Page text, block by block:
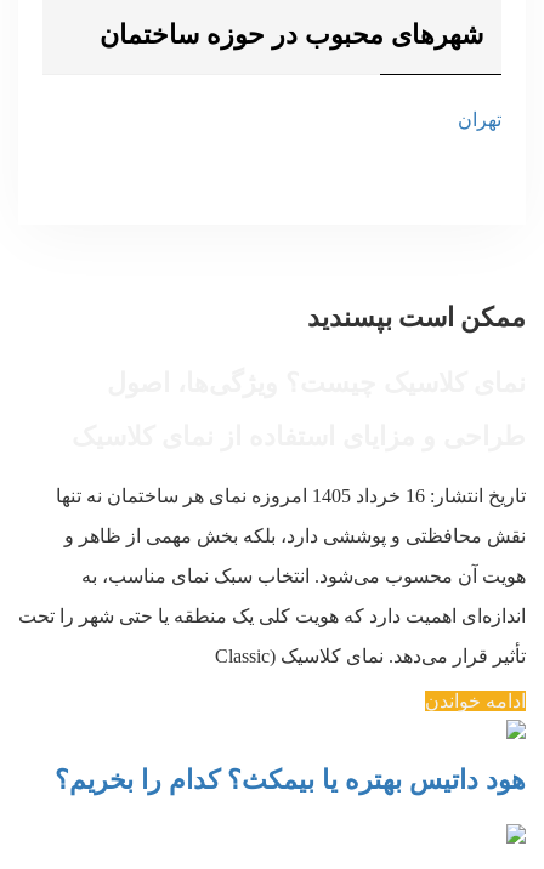
شهرهای محبوب در حوزه ساختمان
تهران
ممکن است بپسندید
تاریخ انتشار: 16 خرداد 1405 امروزه نمای هر ساختمان نه تنها
نقش محافظتی و پوششی دارد، بلکه بخش مهمی از ظاهر و
هویت آن محسوب می‌شود. انتخاب سبک نمای مناسب، به
اندازه‌ای اهمیت دارد که هویت کلی یک منطقه یا حتی شهر را تحت
تأثیر قرار می‌دهد. نمای کلاسیک (Classic
ادامه خواندن
هود داتیس بهتره یا بیمکث؟ کدام را بخریم؟